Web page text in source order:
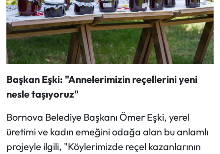
Başkan Eşki: "Annelerimizin reçellerini yeni
nesle taşıyoruz"
Bornova Belediye Başkanı Ömer Eşki, yerel
üretimi ve kadın emeğini odağa alan bu anlamlı
projeyle ilgili, "Köylerimizde reçel kazanlarının